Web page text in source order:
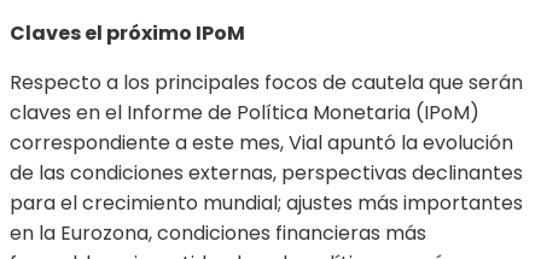
Claves el próximo IPoM
Respecto a los principales focos de cautela que serán
claves en el Informe de Política Monetaria (IPoM)
correspondiente a este mes, Vial apuntó la evolución
de las condiciones externas, perspectivas declinantes
para el crecimiento mundial; ajustes más importantes
en la Eurozona, condiciones financieras más